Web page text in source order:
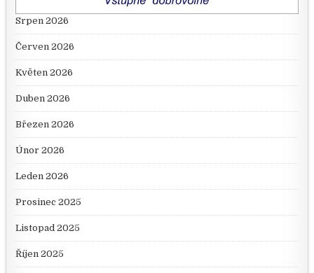
Srpen 2026
Červen 2026
Květen 2026
Duben 2026
Březen 2026
Únor 2026
Leden 2026
Prosinec 2025
Listopad 2025
Říjen 2025